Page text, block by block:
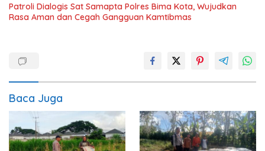
Patroli Dialogis Sat Samapta Polres Bima Kota, Wujudkan
Rasa Aman dan Cegah Gangguan Kamtibmas
Baca Juga